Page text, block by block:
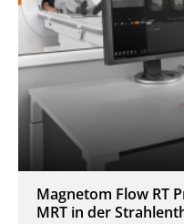
Magnetom Flow RT
MRT in der